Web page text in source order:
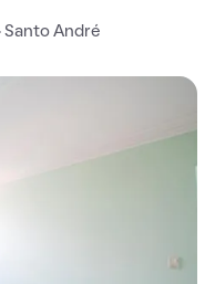
Santo André